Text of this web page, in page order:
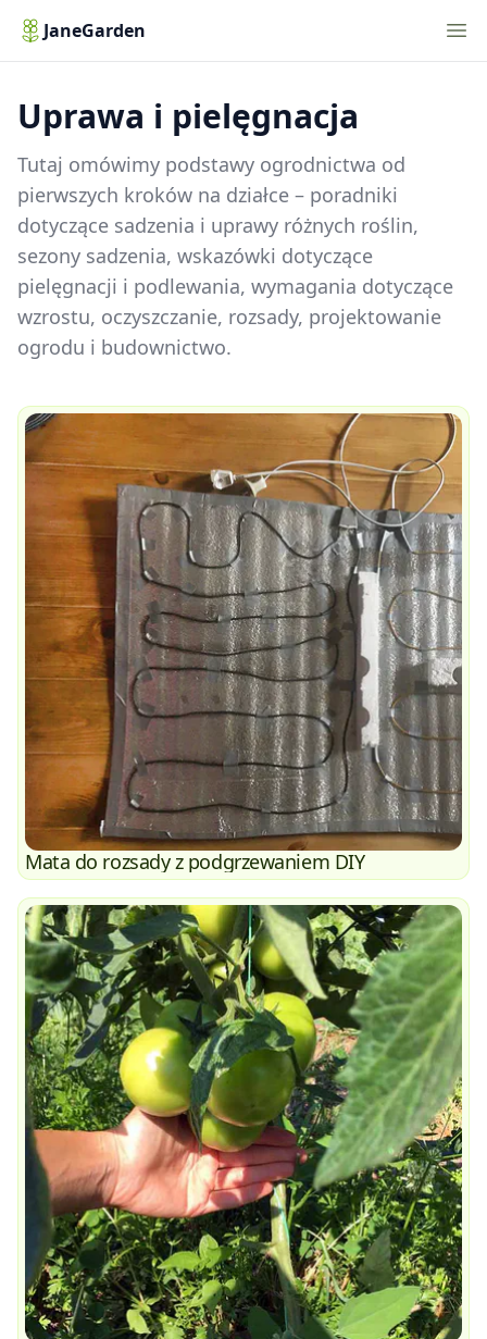
JaneGarden
Uprawa i pielęgnacja
Tutaj omówimy podstawy ogrodnictwa od
pierwszych kroków na działce – poradniki
dotyczące sadzenia i uprawy różnych roślin,
sezony sadzenia, wskazówki dotyczące
pielęgnacji i podlewania, wymagania dotyczące
wzrostu, oczyszczanie, rozsady, projektowanie
ogrodu i budownictwo.
Mata do rozsady z podgrzewaniem DIY